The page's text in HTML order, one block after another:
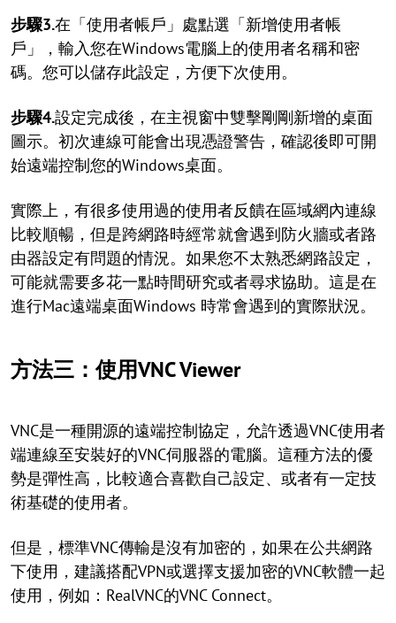
步驟3.在「使用者帳戶」處點選「新增使用者帳
戶」，輸入您在Windows電腦上的使用者名稱和密
碼。您可以儲存此設定，方便下次使用。
步驟4.設定完成後，在主視窗中雙擊剛剛新增的桌面
圖示。初次連線可能會出現憑證警告，確認後即可開
始遠端控制您的Windows桌面。
實際上，有很多使用過的使用者反饋在區域網內連線
比較順暢，但是跨網路時經常就會遇到防火牆或者路
由器設定有問題的情況。如果您不太熟悉網路設定，
可能就需要多花一點時間研究或者尋求協助。這是在
進行Mac遠端桌面Windows 時常會遇到的實際狀況。
方法三：使用VNC Viewer
VNC是一種開源的遠端控制協定，允許透過VNC使用者
端連線至安裝好的VNC伺服器的電腦。這種方法的優
勢是彈性高，比較適合喜歡自己設定、或者有一定技
術基礎的使用者。
但是，標準VNC傳輸是沒有加密的，如果在公共網路
下使用，建議搭配VPN或選擇支援加密的VNC軟體一起
使用，例如：RealVNC的VNC Connect。